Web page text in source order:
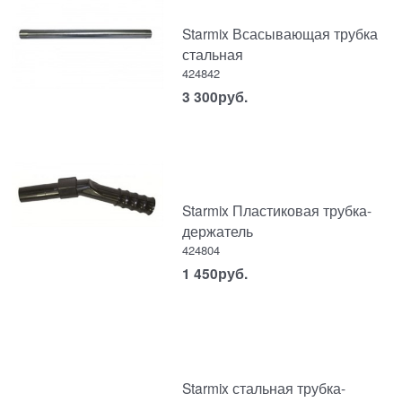
Starmix Всасывающая трубка
стальная
424842
3 300руб.
Starmix Пластиковая трубка-
держатель
424804
1 450руб.
Starmix стальная трубка-